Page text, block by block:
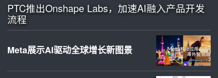
PTC推出Onshape Labs，加速AI融入产品开发
流程
Meta展示AI驱动全球增长新图景